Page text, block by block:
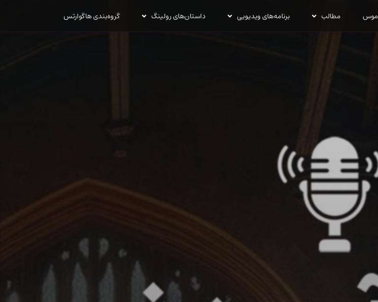
مطالب برنامه‌های ویدیویی داستان‌های رولینگ گروه‌بندی هاگوارتس